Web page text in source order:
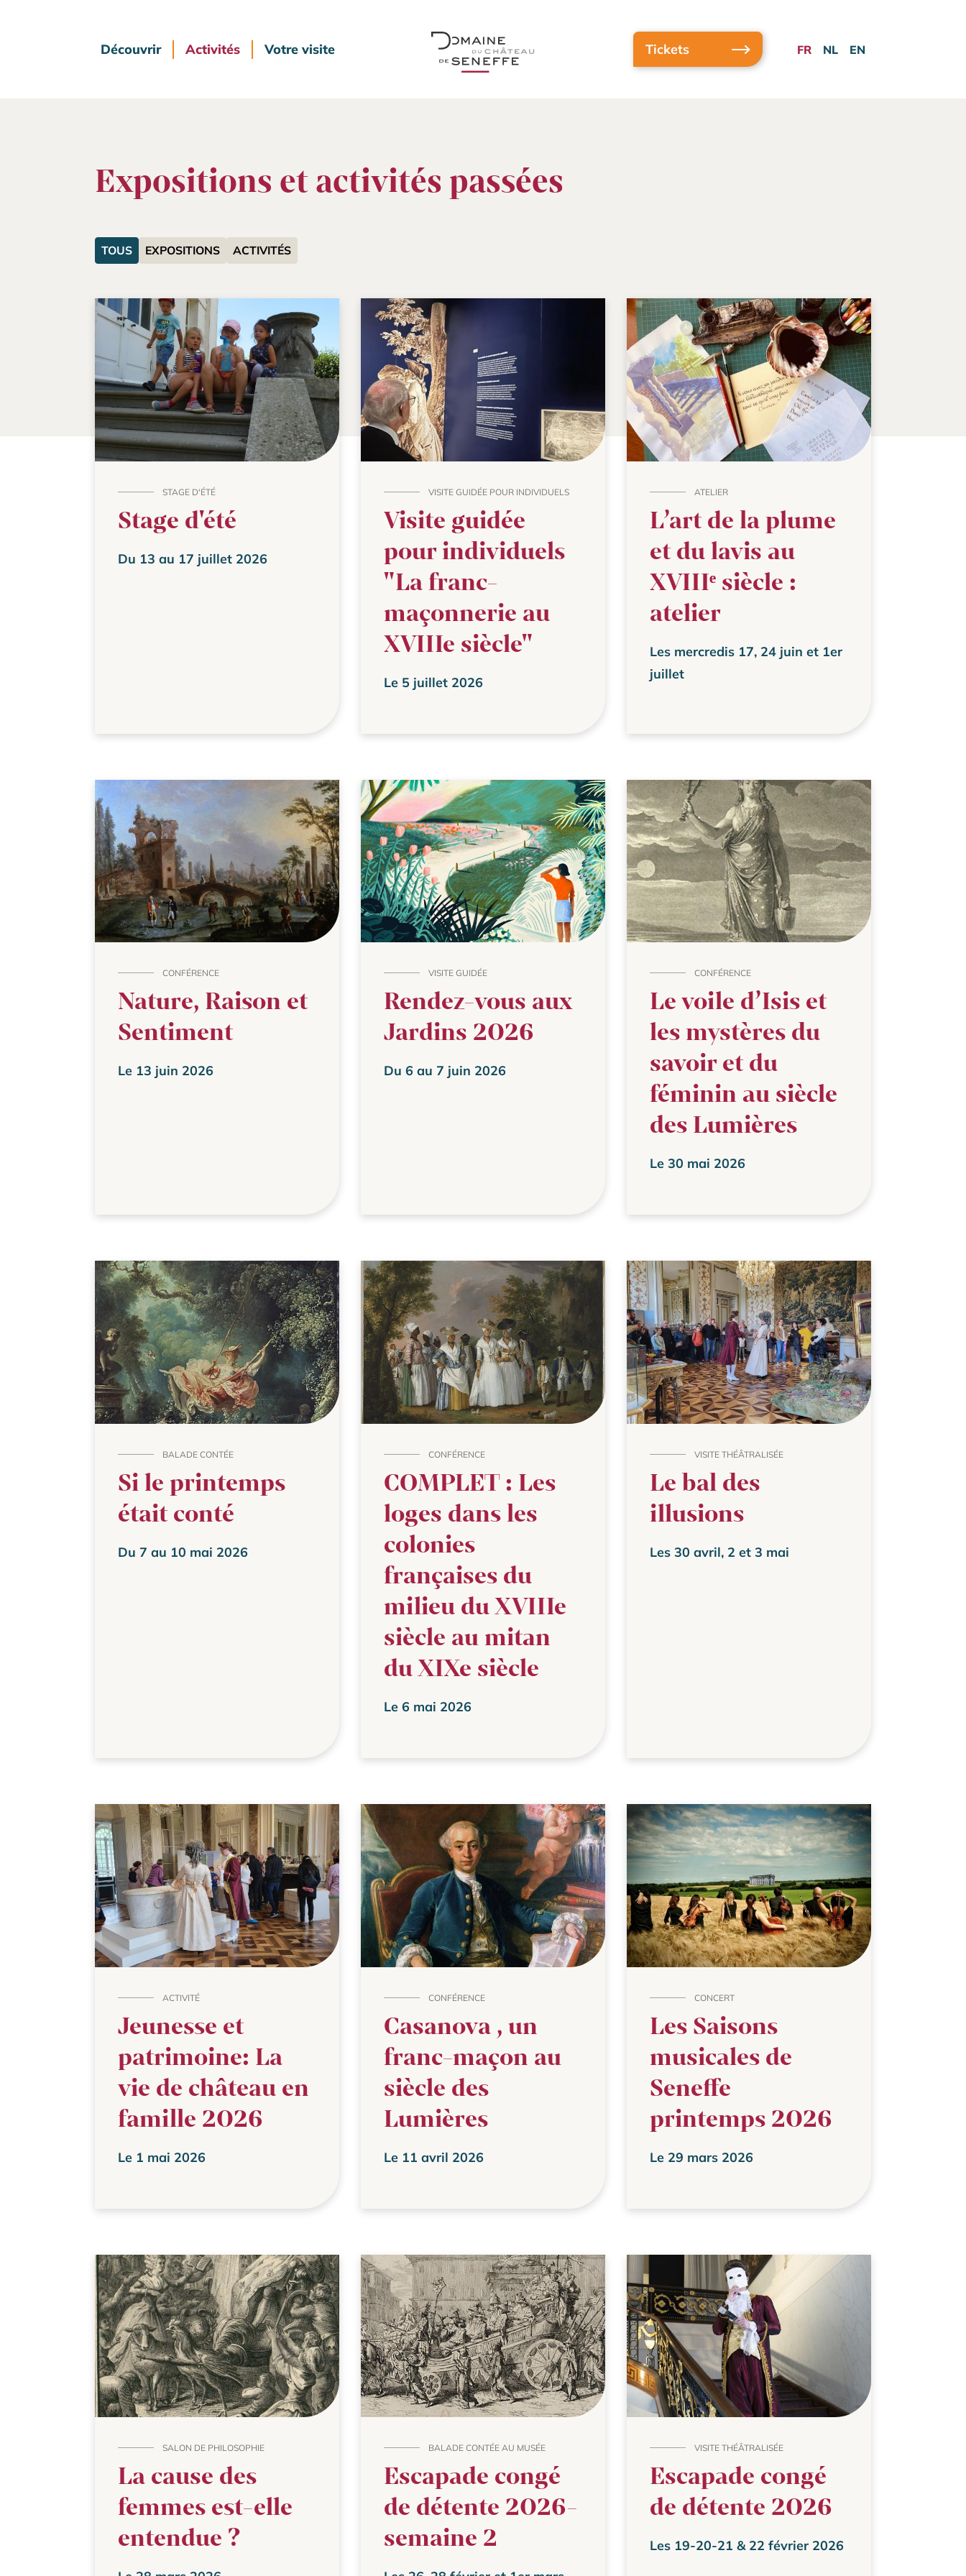
Découvrir Activités Votre visite Tickets FR NL EN
Expositions et activités passées
TOUS EXPOSITIONS ACTIVITÉS
STAGE D'ÉTÉ
Stage d'été
Du 13 au 17 juillet 2026
VISITE GUIDÉE POUR INDIVIDUELS
Visite guidée
pour individuels
"La franc-
maçonnerie au
XVIIIe siècle"
Le 5 juillet 2026
ATELIER
L’art de la plume
et du lavis au
XVIIIᵉ siècle :
atelier
Les mercredis 17, 24 juin et 1er
juillet
CONFÉRENCE
Nature, Raison et
Sentiment
Le 13 juin 2026
VISITE GUIDÉE
Rendez-vous aux
Jardins 2026
Du 6 au 7 juin 2026
CONFÉRENCE
Le voile d’Isis et
les mystères du
savoir et du
féminin au siècle
des Lumières
Le 30 mai 2026
BALADE CONTÉE
Si le printemps
était conté
Du 7 au 10 mai 2026
CONFÉRENCE
COMPLET : Les
loges dans les
colonies
françaises du
milieu du XVIIIe
siècle au mitan
du XIXe siècle
Le 6 mai 2026
VISITE THÉÂTRALISÉE
Le bal des
illusions
Les 30 avril, 2 et 3 mai
ACTIVITÉ
Jeunesse et
patrimoine: La
vie de château en
famille 2026
Le 1 mai 2026
CONFÉRENCE
Casanova , un
franc-maçon au
siècle des
Lumières
Le 11 avril 2026
CONCERT
Les Saisons
musicales de
Seneffe
printemps 2026
Le 29 mars 2026
SALON DE PHILOSOPHIE
La cause des
femmes est-elle
entendue ?
BALADE CONTÉE AU MUSÉE
Escapade congé
de détente 2026-
semaine 2
VISITE THÉÂTRALISÉE
Escapade congé
de détente 2026
Les 19-20-21 & 22 février 2026